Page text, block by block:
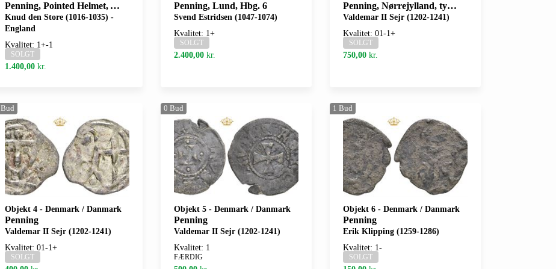
Penning, Pointed Helmet, York
Knud den Store (1016-1035) -
England
Kvalitet: 1+-1
SOLGT
1.400,00 kr.
Penning, Lund, Hbg. 6
Svend Estridsen (1047-1074)
Kvalitet: 1+
SOLGT
2.400,00kr.
Penning, Nørrejylland, typen med fane.
Valdemar II Sejr (1202-1241)
Kvalitet: 01-1+
SOLGT
750,00kr.
Bud
Objekt 4 - Denmark / Danmark
Penning
Valdemar II Sejr (1202-1241)
Kvalitet: 01-1+
SOLGT
0 Bud
Objekt 5 -Denmark / Danmark
Penning
Valdemar II Sejr (1202-1241)
Kvalitet: 1
FÆRDIG
1 Bud
Objekt 6 -Denmark / Danmark
Penning
Erik Klipping (1259-1286)
Kvalitet: 1-
SOLGT